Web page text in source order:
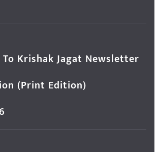
Krishak Jagat Newsletter
(Print Edition)